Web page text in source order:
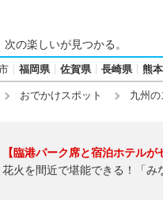
次の楽しいが見つかる。
福岡県 佐賀県 長崎県 熊
おでかけスポット 九州の
【臨港パーク席と宿泊ホテルが
花火を間近で堪能できる！「み